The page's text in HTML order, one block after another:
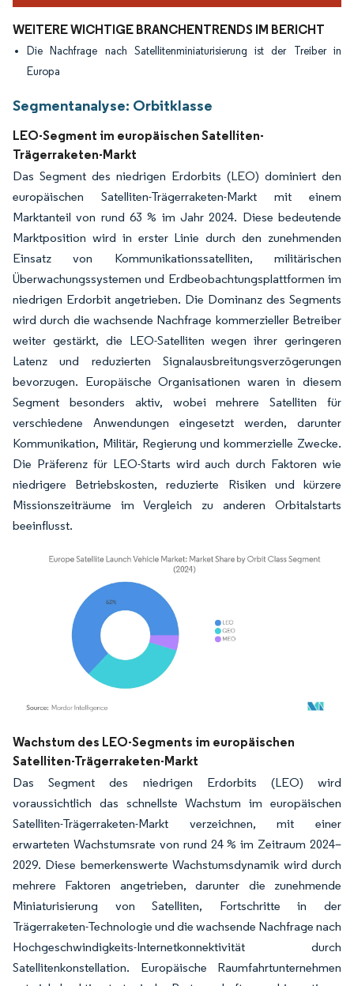
WEITERE WICHTIGE BRANCHENTRENDS IM BERICHT
Die Nachfrage nach Satellitenminiaturisierung ist der Treiber in
Europa
Segmentanalyse: Orbitklasse
LEO-Segment im europäischen Satelliten-
Trägerraketen-Markt
Das Segment des niedrigen Erdorbits (LEO) dominiert den
europäischen Satelliten-Trägerraketen-Markt mit einem
Marktanteil von rund 63 % im Jahr 2024. Diese bedeutende
Marktposition wird in erster Linie durch den zunehmenden
Einsatz von Kommunikationssatelliten, militärischen
Überwachungssystemen und Erdbeobachtungsplattformen im
niedrigen Erdorbit angetrieben. Die Dominanz des Segments
wird durch die wachsende Nachfrage kommerzieller Betreiber
weiter gestärkt, die LEO-Satelliten wegen ihrer geringeren
Latenz und reduzierten Signalausbreitungsverzögerungen
bevorzugen. Europäische Organisationen waren in diesem
Segment besonders aktiv, wobei mehrere Satelliten für
verschiedene Anwendungen eingesetzt werden, darunter
Kommunikation, Militär, Regierung und kommerzielle Zwecke.
Die Präferenz für LEO-Starts wird auch durch Faktoren wie
niedrigere Betriebskosten, reduzierte Risiken und kürzere
Missionszeiträume im Vergleich zu anderen Orbitalstarts
beeinflusst.
Bild © Mordor Intelligence. Wiederverwendung erfordert Namensnennung gemäß
Wachstum des LEO-Segments im europäischen
Satelliten-Trägerraketen-Markt
Das Segment des niedrigen Erdorbits (LEO) wird
voraussichtlich das schnellste Wachstum im europäischen
Satelliten-Trägerraketen-Markt verzeichnen, mit einer
erwarteten Wachstumsrate von rund 24 % im Zeitraum 2024–
2029. Diese bemerkenswerte Wachstumsdynamik wird durch
mehrere Faktoren angetrieben, darunter die zunehmende
Miniaturisierung von Satelliten, Fortschritte in der
Trägerraketen-Technologie und die wachsende Nachfrage nach
Hochgeschwindigkeits-Internetkonnektivität durch
Satellitenkonstellation. Europäische Raumfahrtunternehmen